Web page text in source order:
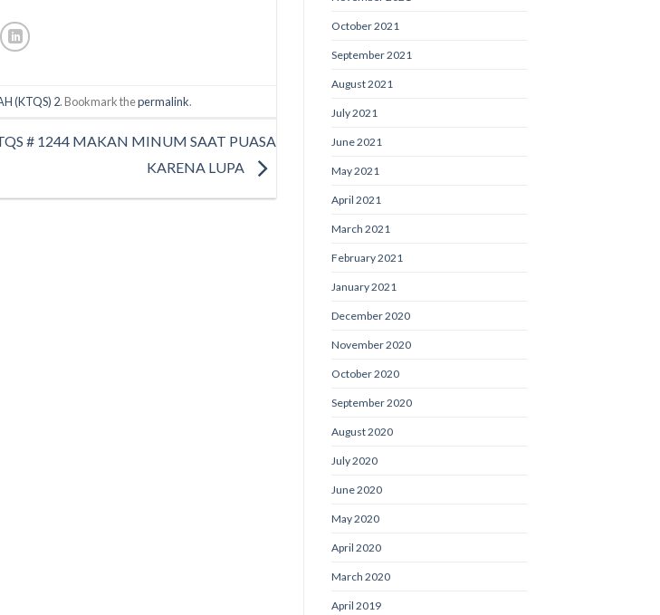
(KTQS) 2. Bookmark thepermalink.
# 1244 MAKAN MINUM SAAT PUASA
KARENA LUPA
October 2021
September 2021
August 2021
July 2021
June 2021
May 2021
April 2021
March 2021
February 2021
January 2021
December 2020
November 2020
October 2020
September 2020
August 2020
July 2020
June 2020
May 2020
April 2020
March 2020
April 2019